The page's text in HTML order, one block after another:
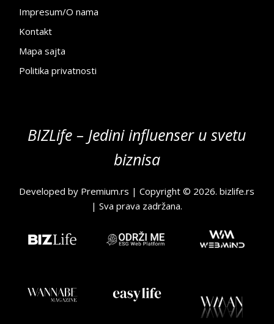
Impresum/O nama
Kontakt
Mapa sajta
Politika privatnosti
BIZLife – Jedini influenser u svetu
biznisa
Developed by Premium.rs | Copyright © 2026.bizlife.rs
| Sva prava zadržana.